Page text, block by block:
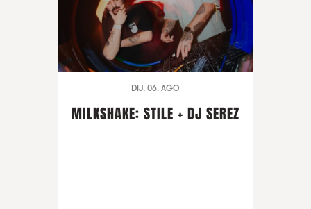
DIJ. 06. AGO
MILKSHAKE: STILE + DJ SEREZ